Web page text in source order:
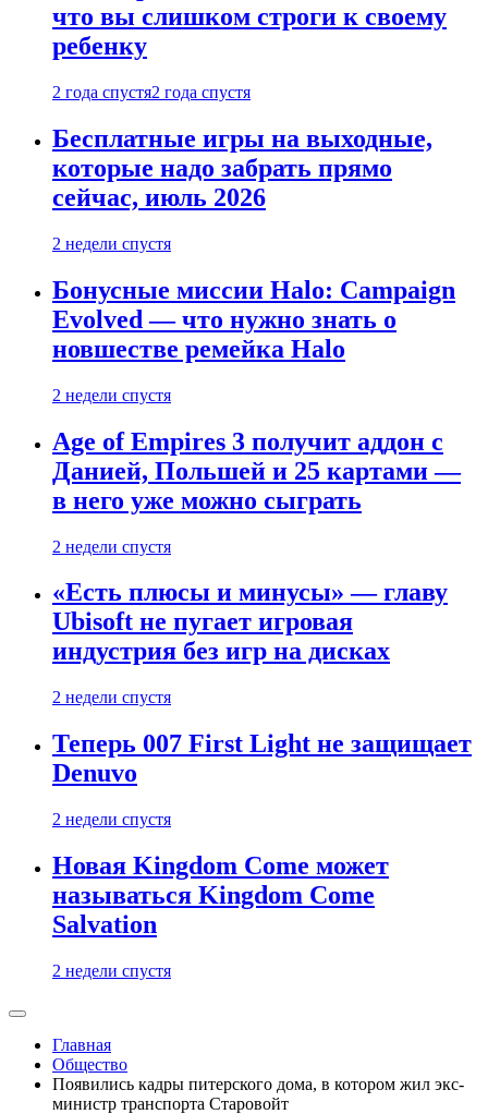
что вы слишком строги к своему
ребенку
2 года спустя2 года спустя
Бесплатные игры на выходные,
которые надо забрать прямо
сейчас, июль 2026
2 недели спустя
Бонусные миссии Halo: Campaign
Evolved — что нужно знать о
новшестве ремейка Halo
2 недели спустя
Age of Empires 3 получит аддон с
Данией, Польшей и 25 картами —
в него уже можно сыграть
2 недели спустя
«Есть плюсы и минусы» — главу
Ubisoft не пугает игровая
индустрия без игр на дисках
2 недели спустя
Теперь 007 First Light не защищает
Denuvo
2 недели спустя
Новая Kingdom Come может
называться Kingdom Come
Salvation
2 недели спустя
Главная
Общество
Появились кадры питерского дома, в котором жил экс-
министр транспорта Старовойт